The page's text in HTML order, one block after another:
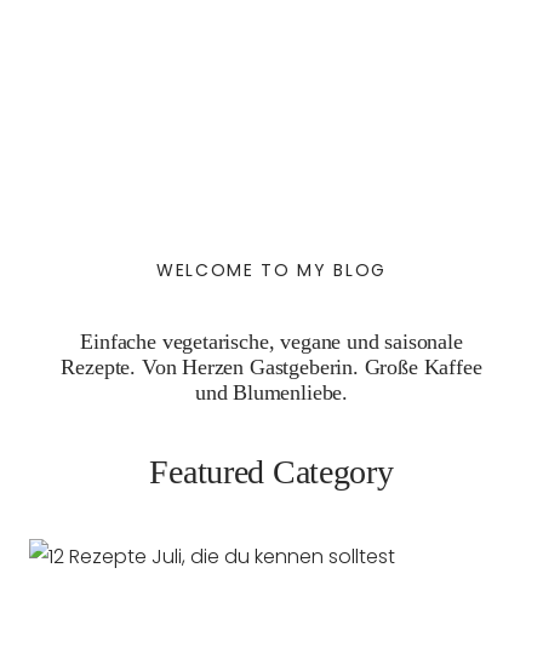
WELCOME TO MY BLOG
Einfache vegetarische, vegane und saisonale
Rezepte. Von Herzen Gastgeberin. Große Kaffee
und Blumenliebe.
Featured Category